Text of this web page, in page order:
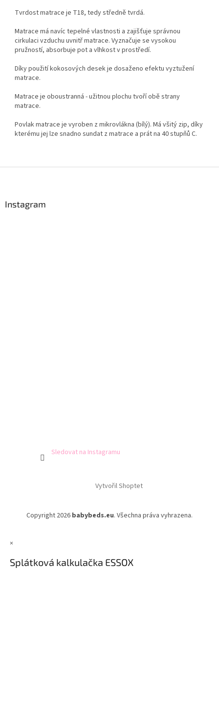
Tvrdost matrace je T18, tedy středně tvrdá.
Matrace má navíc tepelné vlastnosti a zajišťuje správnou
cirkulaci vzduchu uvnitř matrace. Vyznačuje se vysokou
pružností, absorbuje pot a vlhkost v prostředí.
Díky použití kokosových desek je dosaženo efektu vyztužení
matrace.
Matrace je oboustranná - užitnou plochu tvoří obě strany
matrace.
Povlak matrace je vyroben z mikrovlákna (bílý). Má všitý zip, díky
kterému jej lze snadno sundat z matrace a prát na 40 stupňů C.
Instagram
Sledovat na Instagramu
Vytvořil Shoptet
Copyright 2026 babybeds.eu. Všechna práva vyhrazena.
×
Splátková kalkulačka ESSOX